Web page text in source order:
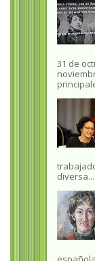
31 de
diversa...